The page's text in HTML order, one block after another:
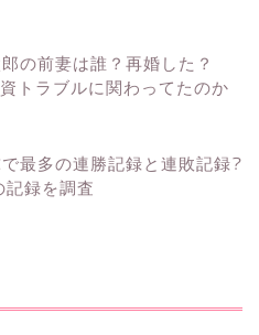
の前妻は誰？再婚した？
トラブルに関わってたのか
最多の連勝記録と連敗記録?
記録を調査